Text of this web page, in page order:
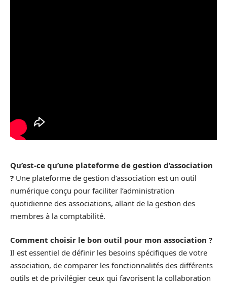
Qu’est-ce qu’une plateforme de gestion d’association
? Une plateforme de gestion d’association est un outil
numérique conçu pour faciliter l’administration
quotidienne des associations, allant de la gestion des
membres à la comptabilité.
Comment choisir le bon outil pour mon association ?
Il est essentiel de définir les besoins spécifiques de votre
association, de comparer les fonctionnalités des différents
outils et de privilégier ceux qui favorisent la collaboration